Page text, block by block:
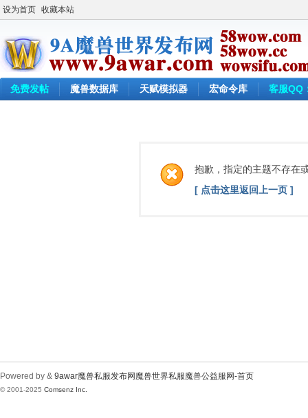
设为首页 收藏本站
免费发帖 魔兽数据库 天赋模拟器 宏命令库 客服QQ
抱歉，指定的主题不存在
[ 点击这里返回上一页 ]
Powered by & 9awar魔兽私服发布网魔兽世界私服魔兽公益服网-首页
© 2001-2025 Comsenz Inc.